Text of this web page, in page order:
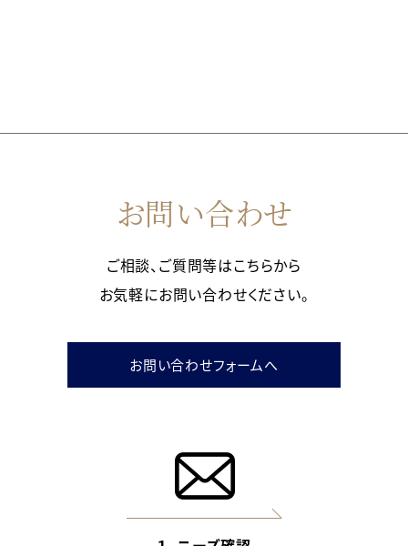
お問い合わせ
ご相談、ご質問等はこちらから
お気軽にお問い合わせください。
お問い合わせフォームへ